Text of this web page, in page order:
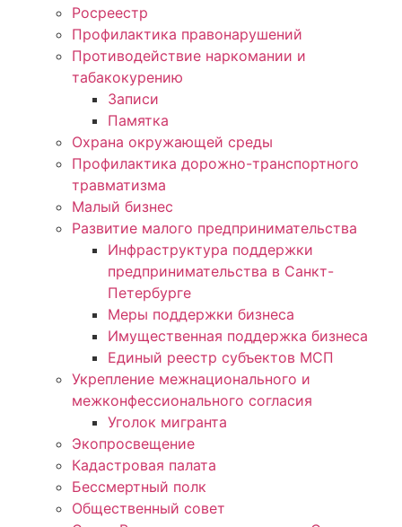
Росреестр
Профилактика правонарушений
Противодействие наркомании и
табакокурению
Записи
Памятка
Охрана окружающей среды
Профилактика дорожно-транспортного
травматизма
Малый бизнес
Развитие малого предпринимательства
Инфраструктура поддержки
предпринимательства в Санкт-
Петербурге
Меры поддержки бизнеса
Имущественная поддержка бизнеса
Единый реестр субъектов МСП
Укрепление межнационального и
межконфессионального согласия
Уголок мигранта
Экопросвещение
Кадастровая палата
Бессмертный полк
Общественный совет